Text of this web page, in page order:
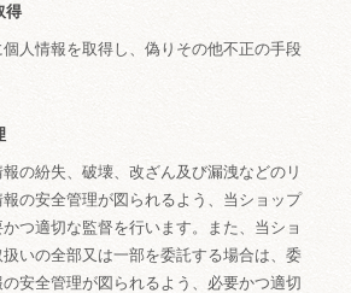
得
人情報を取得し、偽りその他不正の手段
の紛失、破壊、改ざん及び漏洩などのリ
の安全管理が図られるよう、当ショップ
つ適切な監督を行います。また、当ショ
いの全部又は一部を委託する場合は、委
安全管理が図られるよう、必要かつ適切